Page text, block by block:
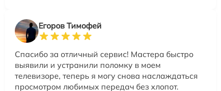
Егоров Тимофей
Спасибо за отличный сервис! Мастера быстро
выявили и устранили поломку в моем
телевизоре, теперь я могу снова наслаждаться
просмотром любимых передач без хлопот.